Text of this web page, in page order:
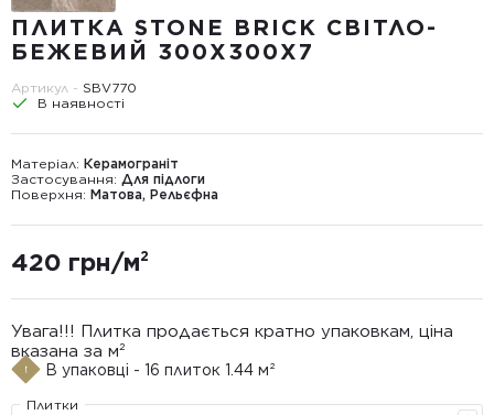
ПЛИТКА STONE BRICK СВІТЛО-
БЕЖЕВИЙ 300Х300X7
Артикул - SBV770
В наявності
Матеріал: Керамограніт
Застосування: Для підлоги
Поверхня: Матова, Рельєфна
420 грн/м²
Увага!!! Плитка продається кратно упаковкам, ціна
вказана за м²
В упаковці - 16 плиток 1.44 м²
Плитки